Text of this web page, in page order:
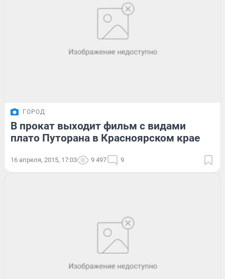
ГОРОД
В прокат выходит фильм с видами
плато Путорана в Красноярском крае
16 апреля, 2015, 17:03 9 497 9